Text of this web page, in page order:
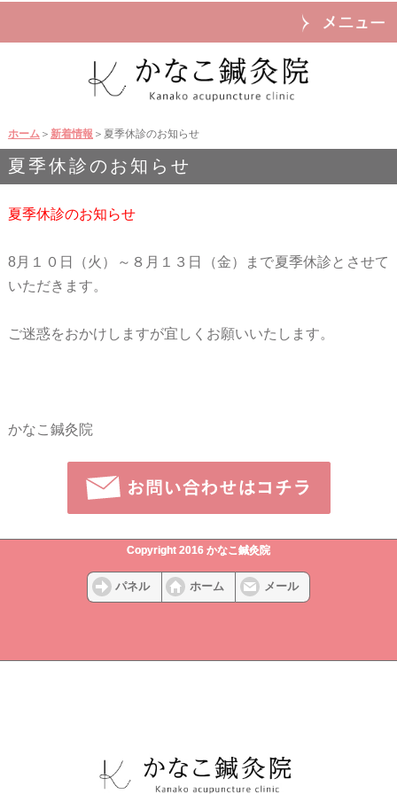
ホーム＞ 新着情報 ＞夏季休診のお知らせ
夏季休診のお知らせ
夏季休診のお知らせ
8月１０日（火）～８月１３日（金）まで夏季休診とさせて
いただきます。
ご迷惑をおかけしますが宜しくお願いいたします。
かなこ鍼灸院
Copyright 2016 かなこ鍼灸院
パネル ホーム メール